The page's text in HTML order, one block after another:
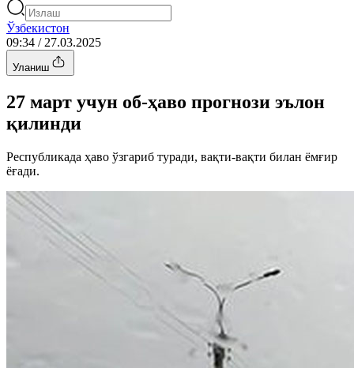
Ўзбекистон
09:34 / 27.03.2025
Уланиш
27 март учун об-ҳаво прогнози эълон
қилинди
Республикада ҳаво ўзгариб туради, вақти-вақти билан ёмғир
ёғади.